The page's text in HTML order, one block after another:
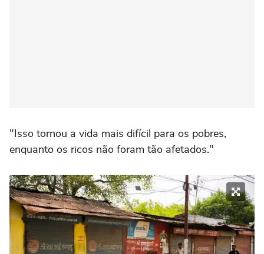
"Isso tornou a vida mais difícil para os pobres,
enquanto os ricos não foram tão afetados."